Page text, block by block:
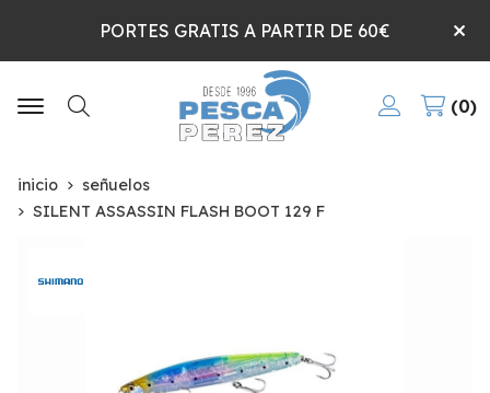
PORTES GRATIS A PARTIR DE 60€
Buscar
0
inicio
señuelos
SILENT ASSASSIN FLASH BOOT 129 F